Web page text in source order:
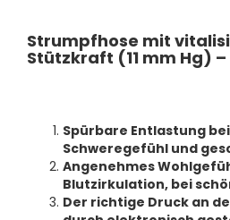
Strumpfhose mit
Stützkraft (11 mm Hg)
Spürbare Entlastung
Schweregefühl und
Angenehmes
Blutzirkulation, bei
Der richtige Druck an